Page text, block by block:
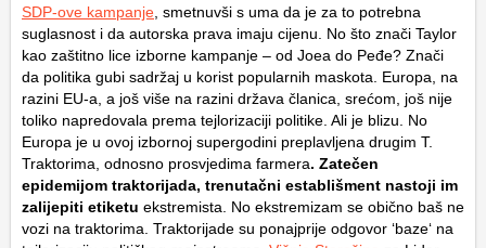
SDP-ove kampanje , smetnuvši s uma da je za to potrebna
suglasnost i da autorska prava imaju cijenu. No što znači Taylor
kao zaštitno lice izborne kampanje – od Joea do Peđe? Znači
da politika gubi sadržaj u korist popularnih maskota. Europa, na
razini EU-a, a još više na razini država članica, srećom, još nije
toliko napredovala prema tejlorizaciji politike. Ali je blizu. No
Europa je u ovoj izbornoj supergodini preplavljena drugim T.
Traktorima, odnosno prosvjedima farmera. Zatečen
epidemijom traktorijada, trenutačni establišment nastoji im
zalijepiti etiketu ekstremista. No ekstremizam se obično baš ne
vozi na traktorima. Traktorijade su ponajprije odgovor ‘baze‘ na